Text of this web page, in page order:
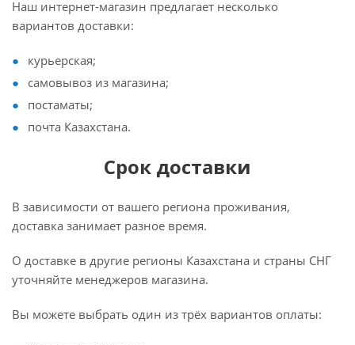
Наш интернет-магазин предлагает несколько
вариантов доставки:
курьерская;
самовывоз из магазина;
постаматы;
почта Казахстана.
Срок доставки
В зависимости от вашего региона проживания,
доставка занимает разное время.
О доставке в другие регионы Казахстана и страны СНГ
уточняйте менеджеров магазина.
Вы можете выбрать один из трёх вариантов оплаты: